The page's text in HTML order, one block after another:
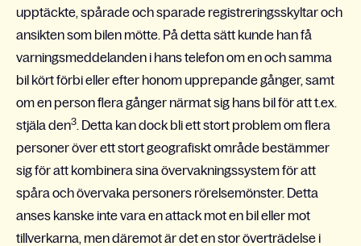
upptäckte, spårade och sparade registreringsskyltar och
ansikten som bilen mötte. På detta sätt kunde han få
varningsmeddelanden i hans telefon om en och samma
bil kört förbi eller efter honom upprepande gånger, samt
om en person flera gånger närmat sig hans bil för att t.ex.
stjäla den3. Detta kan dock bli ett stort problem om flera
personer över ett stort geografiskt område bestämmer
sig för att kombinera sina övervakningssystem för att
spåra och övervaka personers rörelsemönster. Detta
anses kanske inte vara en attack mot en bil eller mot
tillverkarna, men däremot är det en stor överträdelse i